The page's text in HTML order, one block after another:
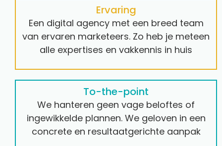
Ervaring
Een digital agency met een breed team
van ervaren marketeers. Zo heb je meteen
alle expertises en vakkennis in huis
To-the-point
We hanteren geen vage beloftes of
ingewikkelde plannen. We geloven in een
concrete en resultaatgerichte aanpak